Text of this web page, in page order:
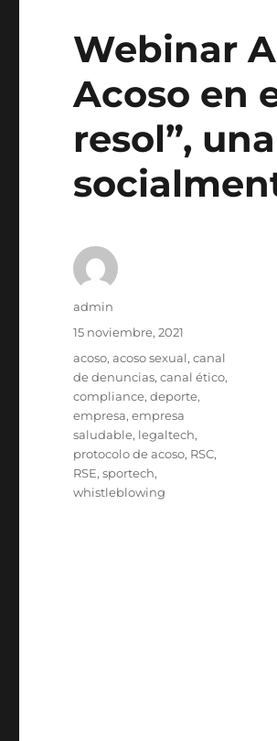
Webinar
Acoso en
resol”,
Autor
admin
Publicado
15 noviembre, 2021
Etiquetas
acoso,acoso sexual,canal
de denuncias,canal ético,
compliance,deporte,
empresa,empresa
saludable, legaltech,
protocolo de acoso, RSC,
RSE,sportech,
whistleblowing